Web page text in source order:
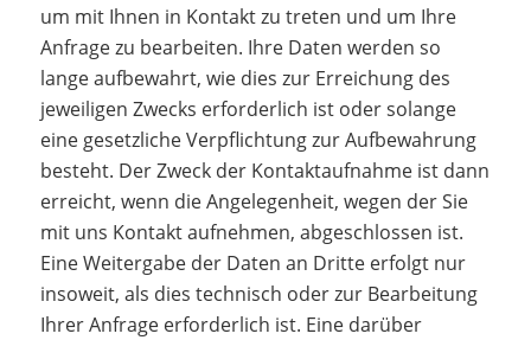
um mit Ihnen in Kontakt zu treten und um Ihre
Anfrage zu bearbeiten. Ihre Daten werden so
lange aufbewahrt, wie dies zur Erreichung des
jeweiligen Zwecks erforderlich ist oder solange
eine gesetzliche Verpflichtung zur Aufbewahrung
besteht. Der Zweck der Kontaktaufnahme ist dann
erreicht, wenn die Angelegenheit, wegen der Sie
mit uns Kontakt aufnehmen, abgeschlossen ist.
Eine Weitergabe der Daten an Dritte erfolgt nur
insoweit, als dies technisch oder zur Bearbeitung
Ihrer Anfrage erforderlich ist. Eine darüber